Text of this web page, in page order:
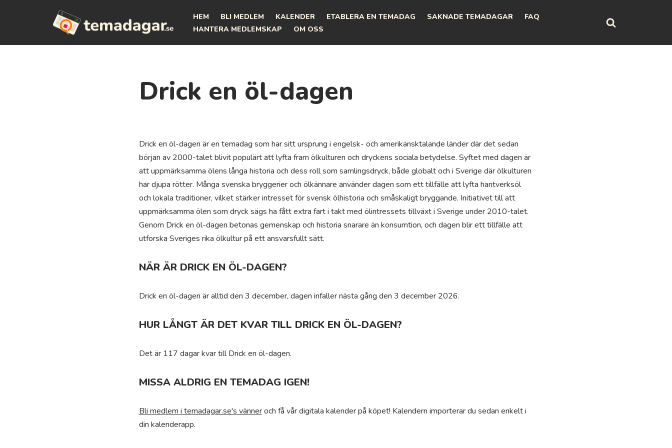
HEM BLI MEDLEM KALENDER ETABLERA EN TEMADAG SAKNADE TEMADAGAR
FAQ
HANTERA MEDLEMSKAP
OM OSS
Drick en öl-dagen
Drick en öl-dagen är en temadag som har sitt ursprung i engelsk- och amerikansktalande länder där det sedan
början av 2000-talet blivit populärt att lyfta fram ölkulturen och dryckens sociala betydelse. Syftet med dagen är
att uppmärksamma ölens långa historia och dess roll som samlingsdryck, både globalt och i Sverige där ölkulturen
har djupa rötter. Många svenska bryggerier och ölkännare använder dagen som ett tillfälle att lyfta hantverksöl
och lokala traditioner, vilket stärker intresset för svensk ölhistoria och småskaligt bryggande. Initiativet till att
uppmärksamma ölen som dryck sägs ha fått extra fart i takt med ölintressets tillväxt i Sverige under 2010-talet.
Genom Drick en öl-dagen betonas gemenskap och historia snarare än konsumtion, och dagen blir ett tillfälle att
utforska Sveriges rika ölkultur på ett ansvarsfullt sätt.
NÄR ÄR DRICK EN ÖL-DAGEN?
Drick en öl-dagen är alltid den 3 december, dagen infaller nästa gång den 3 december 2026.
HUR LÅNGT ÄR DET KVAR TILL DRICK EN ÖL-DAGEN?
Det är 117 dagar kvar till Drick en öl-dagen.
MISSA ALDRIG EN TEMADAG IGEN!
Bli medlem i temadagar.se's vänneroch få vår digitala kalender på köpet! Kalendern importerar du sedan enkelt i
din kalenderapp.